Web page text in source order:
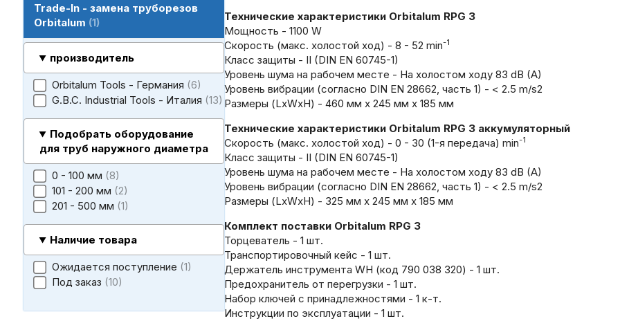
Trade-In - замена труборезов
Orbitalum 1
производитель
Orbitalum Tools - Германия 6
G.B.C. Industrial Tools - Италия 13
Подобрать оборудование
для труб наружного диаметра
0 - 100 мм
8
101 - 200 мм
2
201 - 500 мм 1
Наличие товара
Ожидается поступление 1
Под заказ 10
Технические характеристики Orbitalum RPG 3
Мощность - 1100 W
Скорость (макс. холостой ход) - 8 - 52 min-1
Класс защиты - II (DIN EN 60745-1)
Уровень шума на рабочем месте - На холостом ходу 83 dB (A)
Уровень вибрации (согласно DIN EN 28662, часть 1) - < 2.5 m/s2
Размеры (LxWxH) - 460 мм x 245 мм x 185 мм
Технические характеристики Orbitalum RPG 3 аккумуляторный
Скорость (макс. холостой ход) - 0 - 30 (1-я передача) min-1
Класс защиты - II (DIN EN 60745-1)
Уровень шума на рабочем месте - На холостом ходу 83 dB (A)
Уровень вибрации (согласно DIN EN 28662, часть 1) - < 2.5 m/s2
Размеры (LxWxH) - 325 мм x 245 мм x 185 мм
Комплект поставки Orbitalum RPG 3
Торцеватель - 1 шт.
Транспортировочный кейс - 1 шт.
Держатель инструмента WH (код 790 038 320) - 1 шт.
Предохранитель от перегрузки - 1 шт.
Набор ключей с принадлежностями - 1 к-т.
Инструкции по эксплуатации - 1 шт.